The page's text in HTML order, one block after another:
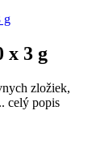
x 3 g
zložiek,
celý popis